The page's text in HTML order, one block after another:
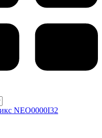
NEO0000I32